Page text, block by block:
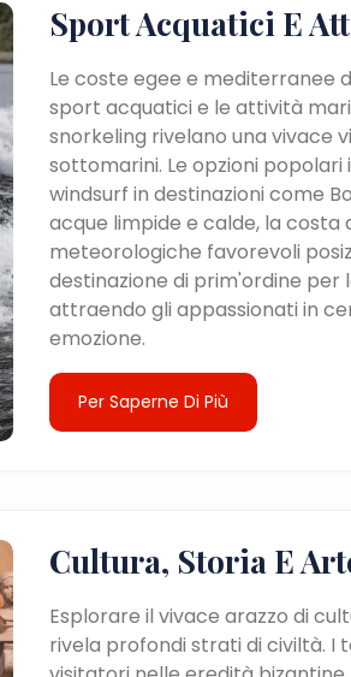
Sport Acquatici E
Le coste egee e mediterranee
sport acquatici e le attività
snorkeling rivelano una vivace
sottomarini. Le opzioni popolari
windsurf in destinazioni come
acque limpide e calde, la costa
meteorologiche favorevoli
destinazione di prim'ordine per
attraendo gli appassionati in
emozione.
Per Saperne Di Più
Cultura, Storia E
Esplorare il vivace arazzo di
rivela profondi strati di civiltà. I